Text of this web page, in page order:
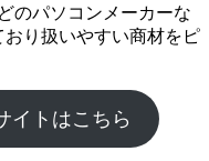
のパソコンメーカーな
り扱いやすい商材をピ
イトはこちら